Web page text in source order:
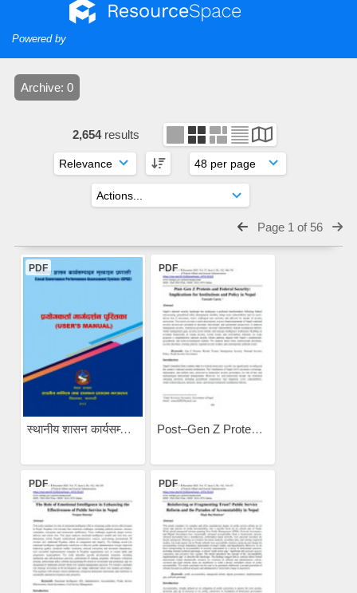
Powered by
Archive: 0
2,654 results
Page 1 of 56
PDF
स्थानीय शासन कार्यसम्पादन...
PDF
Post–Gen Z Protests and...
PDF PDF